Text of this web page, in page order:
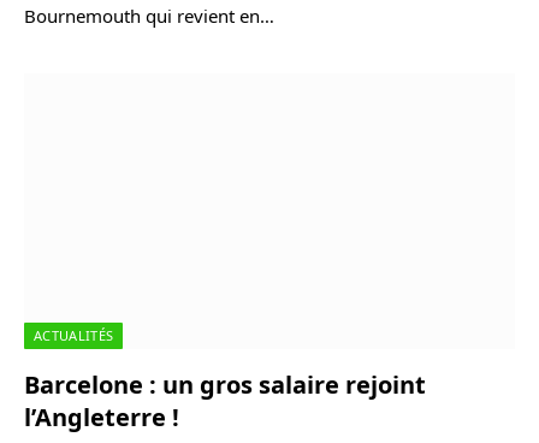
Bournemouth qui revient en…
ACTUALITÉS
Barcelone : un gros salaire rejoint
l’Angleterre !